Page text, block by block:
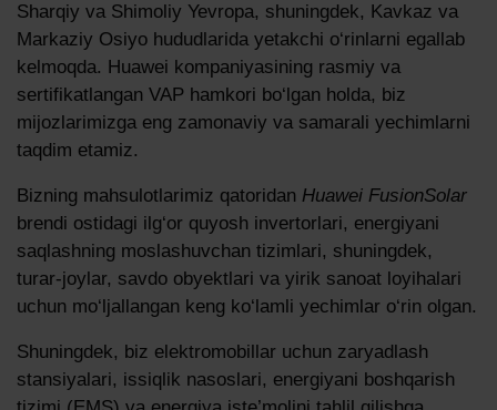
Sharqiy va Shimoliy Yevropa, shuningdek, Kavkaz va
Markaziy Osiyo hududlarida yetakchi o‘rinlarni egallab
kelmoqda. Huawei kompaniyasining rasmiy va
sertifikatlangan VAP hamkori bo‘lgan holda, biz
mijozlarimizga eng zamonaviy va samarali yechimlarni
taqdim etamiz.
Bizning mahsulotlarimiz qatoridan Huawei FusionSolar
brendi ostidagi ilg‘or quyosh invertorlari, energiyani
saqlashning moslashuvchan tizimlari, shuningdek,
turar-joylar, savdo obyektlari va yirik sanoat loyihalari
uchun mo‘ljallangan keng ko‘lamli yechimlar o‘rin olgan.
Shuningdek, biz elektromobillar uchun zaryadlash
stansiyalari, issiqlik nasoslari, energiyani boshqarish